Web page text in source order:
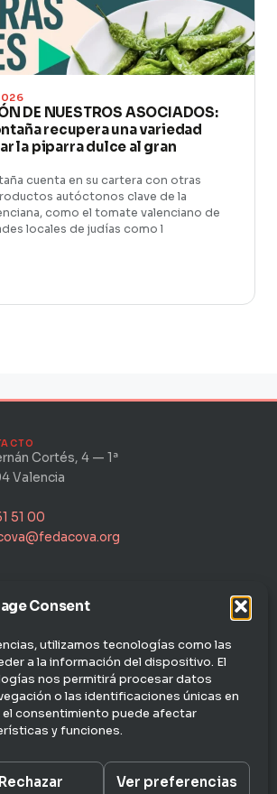
Consent
utilizamos tecnologías como las
a la información del dispositivo. El
nos permitirá procesar datos
o las identificaciones únicas en
consentimiento puede afectar
y funciones.
Rechazar Ver preferencias
DE NUESTROS ASOCIADOS:
recupera una variedad
la piparra dulce al gran
cuenta en su cartera con otras
autóctonos clave de la
como el tomate valenciano de
locales de judías como l
Cortés, 4 — 1ª
Valencia
51 00